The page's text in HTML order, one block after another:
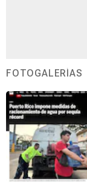
FOTOGALERÍAS